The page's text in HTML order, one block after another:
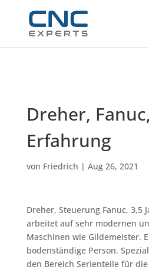
Dreher,
Erfahrung
von Friedrich | Aug 26, 2021
Dreher, Steuerung Fanuc, 3,5
arbeitet auf sehr modernen
Maschinen wie Gildemeister.
bodenständige Person.
den Bereich Serienteile für